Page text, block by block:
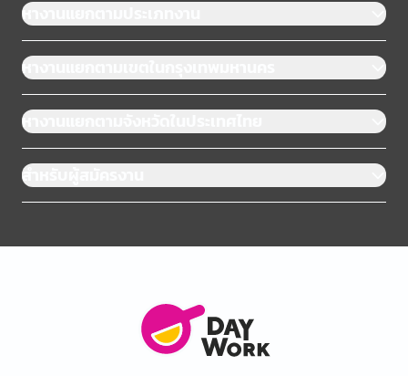
หางานแยกตามประเภทงาน
หางานแยกตามเขตในกรุงเทพมหานคร
หางานแยกตามจังหวัดในประเทศไทย
สำหรับผู้สมัครงาน